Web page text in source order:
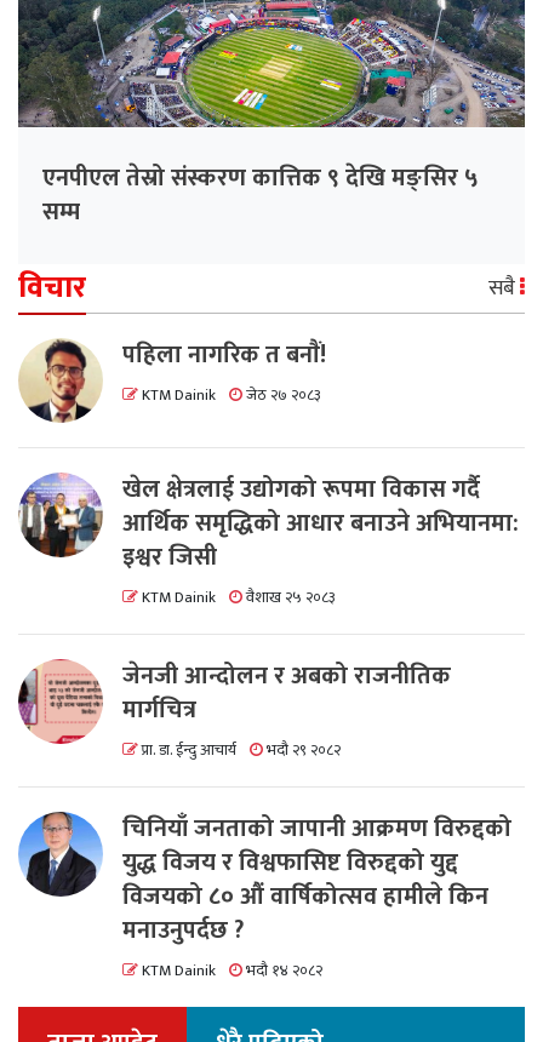
एनपीएल तेस्रो संस्करण कात्तिक ९ देखि मङ्सिर ५
सम्म
विचार सबै
पहिला नागरिक त बनाैं!
KTM Dainik जेठ २७ २०८३
खेल क्षेत्रलाई उद्योगको रूपमा विकास गर्दै
आर्थिक समृद्धिको आधार बनाउने अभियानमा:
इश्वर जिसी
KTM Dainik वैशाख २५ २०८३
जेनजी आन्दोलन र अबको राजनीतिक
मार्गचित्र
प्रा. डा. ईन्दु आचार्य भदौ २९ २०८२
चिनियाँ जनताको जापानी आक्रमण विरुद्दको
युद्ध विजय र विश्वफासिष्ट विरुद्दको युद्द
विजयको ८० औं वार्षिकोत्सव हामीले किन
मनाउनुपर्दछ ?
KTM Dainik भदौ १४ २०८२